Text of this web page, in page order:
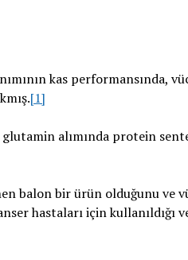
kas performansında,
[1]
alımında protein
balon bir ürün olduğunu ve
hastaları için